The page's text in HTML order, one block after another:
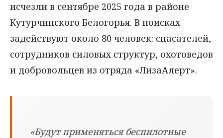
исчезли в сентябре 2025 года в районе
Кутурчинского Белогорья. В поисках
задействуют около 80 человек: спасателей,
сотрудников силовых структур, охотоведов
и добровольцев из отряда «ЛизаАлерт».
«Будут применяться беспилотные